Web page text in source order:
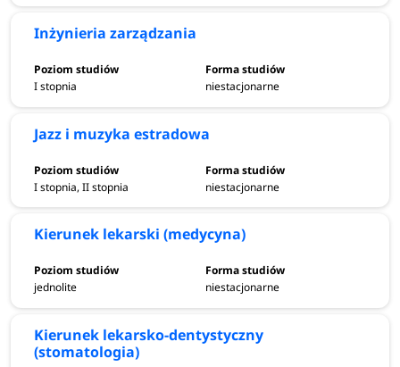
Inżynieria zarządzania
I stopnia niestacjonarne
Jazz i muzyka estradowa
I stopnia, II stopnia niestacjonarne
Kierunek lekarski (medycyna)
jednolite niestacjonarne
Kierunek lekarsko-dentystyczny
(stomatologia)